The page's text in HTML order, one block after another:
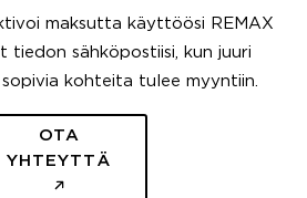
maksutta käyttöösi REMAX
tiedon sähköpostiisi, kun juuri
sopivia kohteita tulee myyntiin.
OTA
YHTEYTTÄ